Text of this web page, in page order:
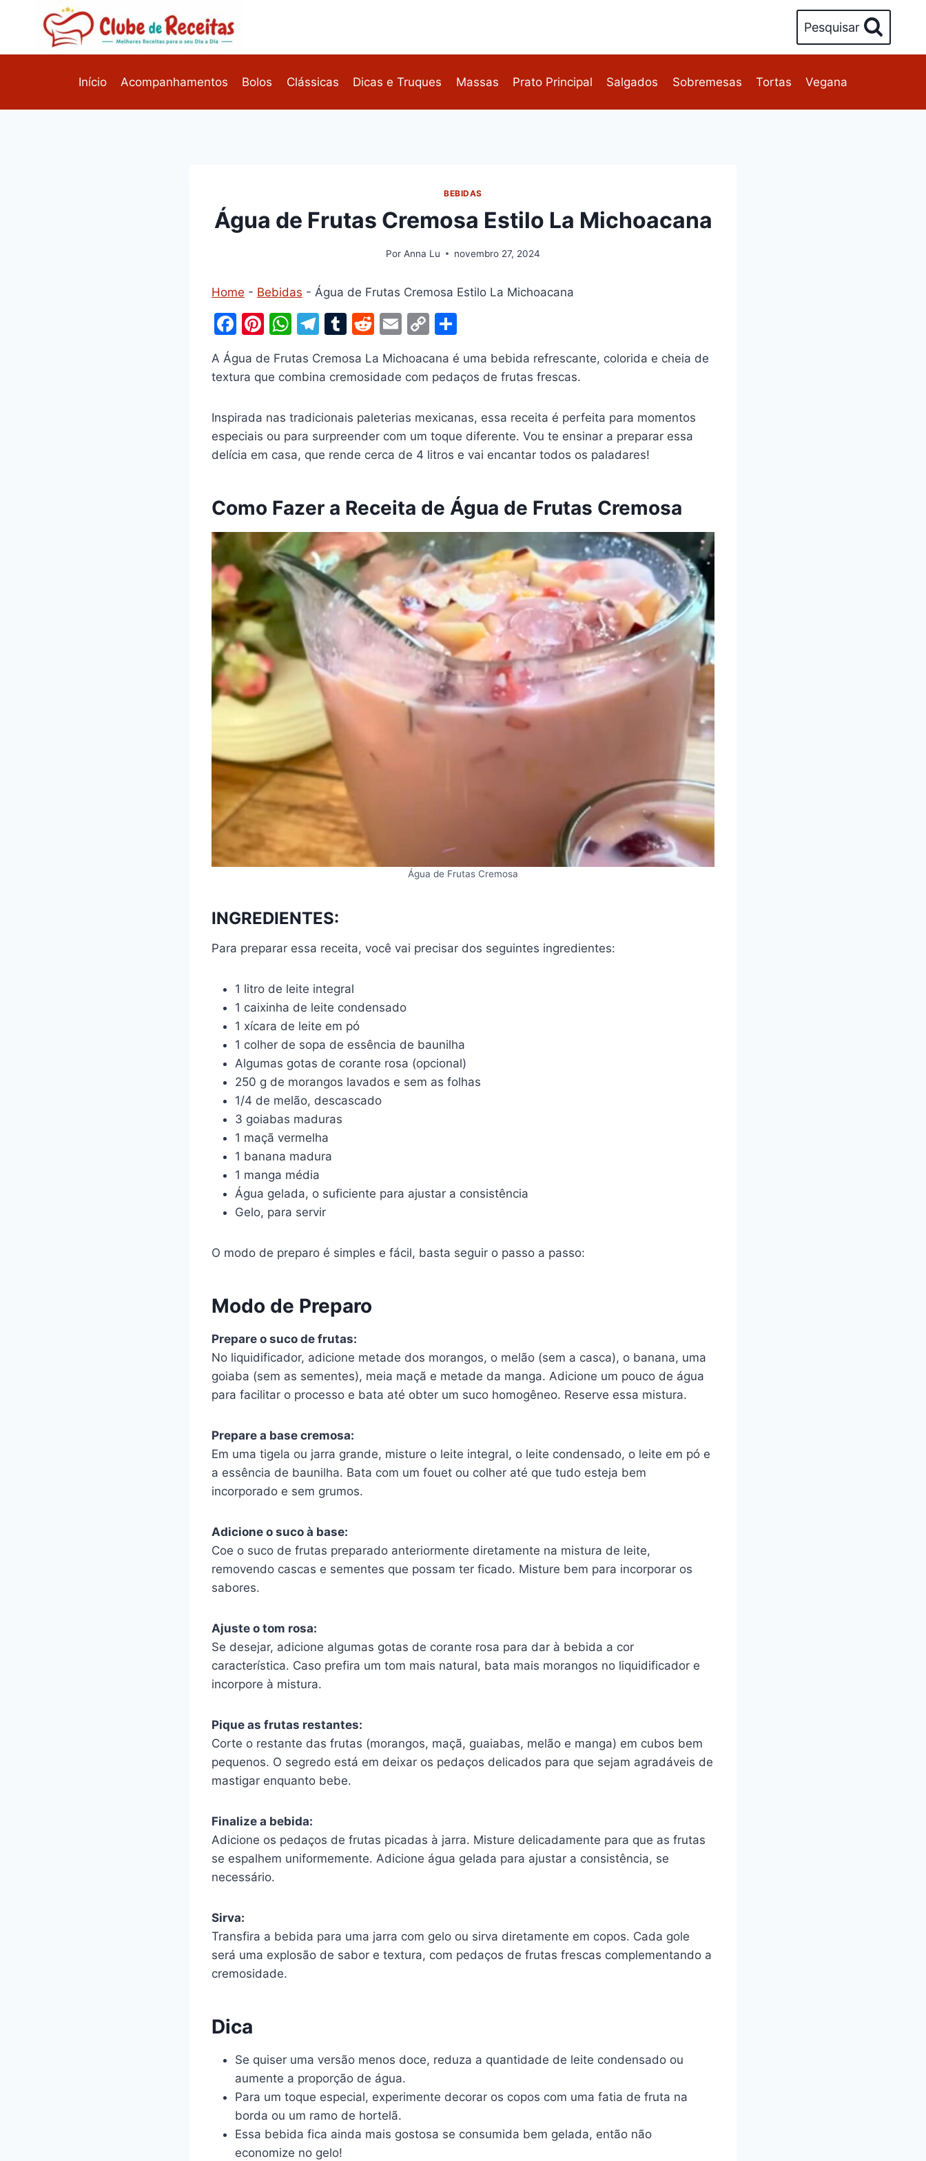
Pesquisar
Início Acompanhamentos Bolos Clássicas Dicas e Truques Massas Prato Principal Salgados Sobremesas Tortas Vegana
BEBIDAS
Água de Frutas Cremosa Estilo La Michoacana
Por Anna Lu novembro 27, 2024
Home - Bebidas - Água de Frutas Cremosa Estilo La Michoacana
F
c
e
b
o
o
Pi
er
e
st
W
at
s
A
p
p
T
e
gr
a
m
T
m
bl
r
R
d
di
t
E
ai
l
C
p
y
Li
n
k
ar
e
A Água de Frutas Cremosa La Michoacana é uma bebida refrescante, colorida e cheia de
textura que combina cremosidade com pedaços de frutas frescas.
Inspirada nas tradicionais paleterias mexicanas, essa receita é perfeita para momentos
especiais ou para surpreender com um toque diferente. Vou te ensinar a preparar essa
delícia em casa, que rende cerca de 4 litros e vai encantar todos os paladares!
Como Fazer a Receita de Água de Frutas Cremosa
Água de Frutas Cremosa
INGREDIENTES:
Para preparar essa receita, você vai precisar dos seguintes ingredientes:
1 litro de leite integral
1 caixinha de leite condensado
1 xícara de leite em pó
1 colher de sopa de essência de baunilha
Algumas gotas de corante rosa (opcional)
250 g de morangos lavados e sem as folhas
1/4 de melão, descascado
3 goiabas maduras
1 maçã vermelha
1 banana madura
1 manga média
Água gelada, o suficiente para ajustar a consistência
Gelo, para servir
O modo de preparo é simples e fácil, basta seguir o passo a passo:
Modo de Preparo
Prepare o suco de frutas:
No liquidificador, adicione metade dos morangos, o melão (sem a casca), o banana, uma
goiaba (sem as sementes), meia maçã e metade da manga. Adicione um pouco de água
para facilitar o processo e bata até obter um suco homogêneo. Reserve essa mistura.
Prepare a base cremosa:
Em uma tigela ou jarra grande, misture o leite integral, o leite condensado, o leite em pó e
a essência de baunilha. Bata com um fouet ou colher até que tudo esteja bem
incorporado e sem grumos.
Adicione o suco à base:
Coe o suco de frutas preparado anteriormente diretamente na mistura de leite,
removendo cascas e sementes que possam ter ficado. Misture bem para incorporar os
sabores.
Ajuste o tom rosa:
Se desejar, adicione algumas gotas de corante rosa para dar à bebida a cor
característica. Caso prefira um tom mais natural, bata mais morangos no liquidificador e
incorpore à mistura.
Pique as frutas restantes:
Corte o restante das frutas (morangos, maçã, guaiabas, melão e manga) em cubos bem
pequenos. O segredo está em deixar os pedaços delicados para que sejam agradáveis de
mastigar enquanto bebe.
Finalize a bebida:
Adicione os pedaços de frutas picadas à jarra. Misture delicadamente para que as frutas
se espalhem uniformemente. Adicione água gelada para ajustar a consistência, se
necessário.
Sirva:
Transfira a bebida para uma jarra com gelo ou sirva diretamente em copos. Cada gole
será uma explosão de sabor e textura, com pedaços de frutas frescas complementando a
cremosidade.
Dica
Se quiser uma versão menos doce, reduza a quantidade de leite condensado ou
aumente a proporção de água.
Para um toque especial, experimente decorar os copos com uma fatia de fruta na
borda ou um ramo de hortelã.
Essa bebida fica ainda mais gostosa se consumida bem gelada, então não
economize no gelo!